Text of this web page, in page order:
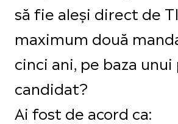
să fie aleși direct de
maximum două
cinci ani, pe baza
candidat?
Ai fost de acord ca: